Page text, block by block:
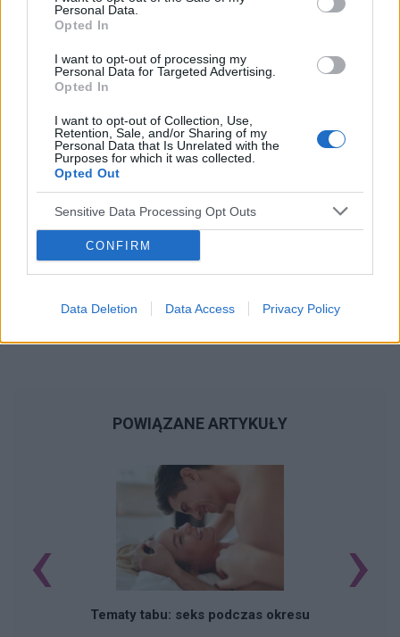
Personal Data.
Opted In
I want to opt-out of processing my
Personal Data for Targeted Advertising.
Opted In
I want to opt-out of Collection, Use,
Retention, Sale, and/or Sharing of my
Personal Data that Is Unrelated with the
Purposes for which it was collected.
Opted Out
Sensitive Data Processing Opt Outs
CONFIRM
Data Deletion Data Access Privacy Policy
ciąża test ciążowy
Reklama:
POWIĄZANE ARTYKUŁY
Tematy tabu: seks podczas okresu
‹ ›